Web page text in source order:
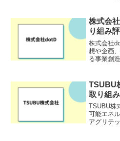
開発と実
を支える
株式会
り組み
株式会社
想や企画
る事業創
自サービ
エンター
TSUBU
取り組
TSUBU株
可能エネ
アグリテ